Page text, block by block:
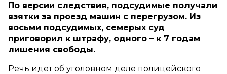
По версии следствия, подсудимые получали
взятки за проезд машин с перегрузом. Из
восьми подсудимых, семерых суд
приговорил к штрафу, одного – к 7 годам
лишения свободы.
Речь идет об уголовном деле полицейского